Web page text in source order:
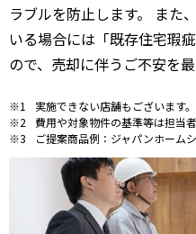
ラブルを防止します。 また
いる場合には「既存住宅瑕
ので、売却に伴うご不安を
実施できない店舗もございます。
費用や対象物件の基準等は担当
ご提案商品例：ジャパンホーム